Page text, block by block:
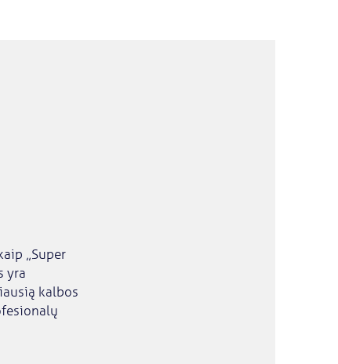
„Super
yra
kalbos